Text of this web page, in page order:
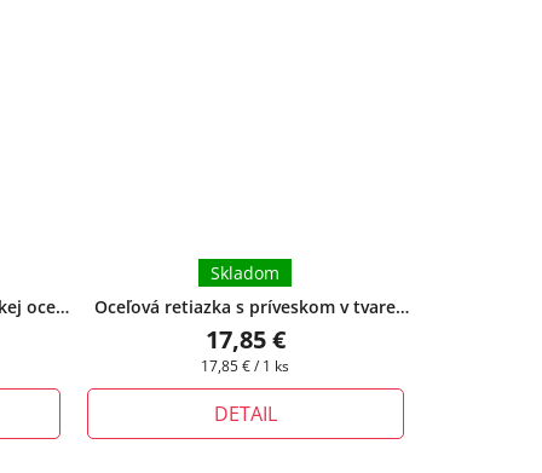
ocele
Oceľová retiazka s príveskom v tvare
osemuholníka - Jin Jang
produkte si môžete zvoliť dĺžku retiazky
Skladom
17,85 €
Jednotková
17,85 € / 1 ks
DETAIL